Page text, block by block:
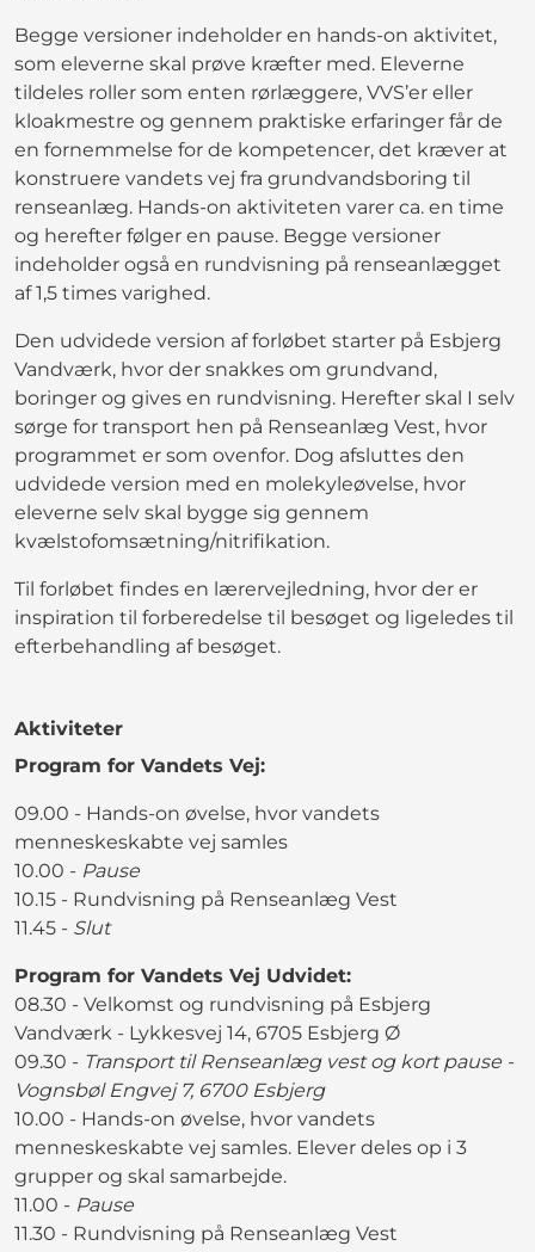
Begge versioner indeholder en hands-on aktivitet,
som eleverne skal prøve kræfter med. Eleverne
tildeles roller som enten rørlæggere, VVS’er eller
kloakmestre og gennem praktiske erfaringer får de
en fornemmelse for de kompetencer, det kræver at
konstruere vandets vej fra grundvandsboring til
renseanlæg. Hands-on aktiviteten varer ca. en time
og herefter følger en pause. Begge versioner
indeholder også en rundvisning på renseanlægget
af 1,5 times varighed.
Den udvidede version af forløbet starter på Esbjerg
Vandværk, hvor der snakkes om grundvand,
boringer og gives en rundvisning. Herefter skal I selv
sørge for transport hen på Renseanlæg Vest, hvor
programmet er som ovenfor. Dog afsluttes den
udvidede version med en molekyleøvelse, hvor
eleverne selv skal bygge sig gennem
kvælstofomsætning/nitrifikation.
Til forløbet findes en lærervejledning, hvor der er
inspiration til forberedelse til besøget og ligeledes til
efterbehandling af besøget.
Aktiviteter
Program for Vandets Vej:
09.00 - Hands-on øvelse, hvor vandets
menneskeskabte vej samles
10.00 - Pause
10.15 - Rundvisning på Renseanlæg Vest
11.45 - Slut
Program for Vandets Vej Udvidet:
08.30 - Velkomst og rundvisning på Esbjerg
Vandværk - Lykkesvej 14, 6705 Esbjerg Ø
09.30 - Transport til Renseanlæg vest og kort pause -
Vognsbøl Engvej 7, 6700 Esbjerg
10.00 - Hands-on øvelse, hvor vandets
menneskeskabte vej samles. Elever deles op i 3
grupper og skal samarbejde.
11.00 - Pause
11.30 - Rundvisning på Renseanlæg Vest